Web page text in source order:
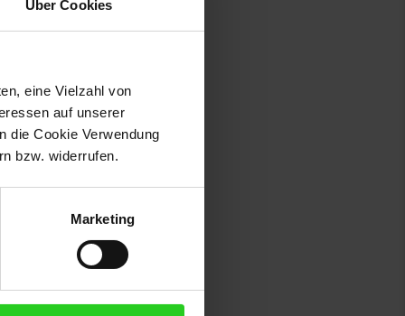
Über Cookies
eine Vielzahl von
auf unserer
die Cookie Verwendung
bzw. widerrufen.
Marketing